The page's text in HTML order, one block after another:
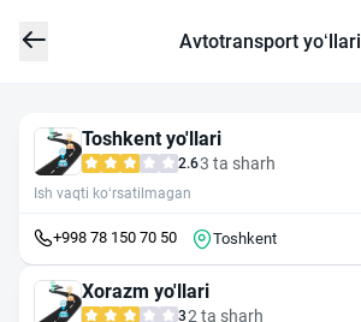
Avtotransport yo‘llari
Toshkent yo'llari
2.63 ta sharh
Ish vaqti ko‘rsatilmagan
+998 78 150 70 50 Toshkent
Xorazm yo'llari
32 ta sharh